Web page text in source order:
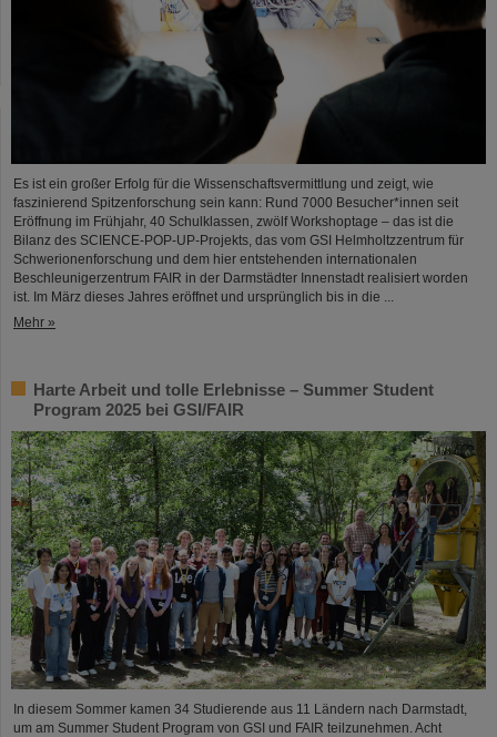
Es ist ein großer Erfolg für die Wissenschaftsvermittlung und zeigt, wie
faszinierend Spitzenforschung sein kann: Rund 7000 Besucher*innen seit
Eröffnung im Frühjahr, 40 Schulklassen, zwölf Workshoptage – das ist die
Bilanz des SCIENCE-POP-UP-Projekts, das vom GSI Helmholtzzentrum für
Schwerionenforschung und dem hier entstehenden internationalen
Beschleunigerzentrum FAIR in der Darmstädter Innenstadt realisiert worden
ist. Im März dieses Jahres eröffnet und ursprünglich bis in die ...
Mehr »
Harte Arbeit und tolle Erlebnisse – Summer Student
Program 2025 bei GSI/FAIR
In diesem Sommer kamen 34 Studierende aus 11 Ländern nach Darmstadt,
um am Summer Student Program von GSI und FAIR teilzunehmen. Acht